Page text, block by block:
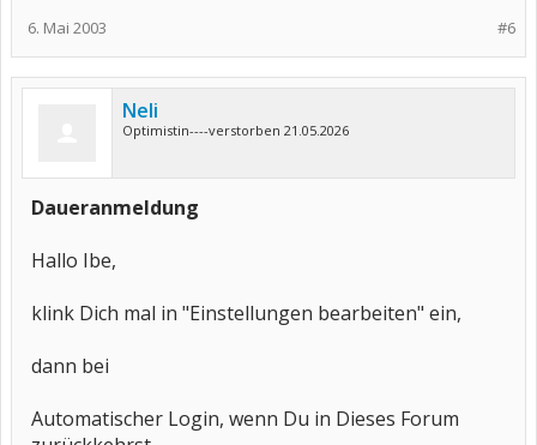
#6
6. Mai 2003
Neli
Optimistin----verstorben 21.05.2026
Daueranmeldung
Hallo Ibe,
klink Dich mal in "Einstellungen bearbeiten" ein,
dann bei
Automatischer Login, wenn Du in Dieses Forum